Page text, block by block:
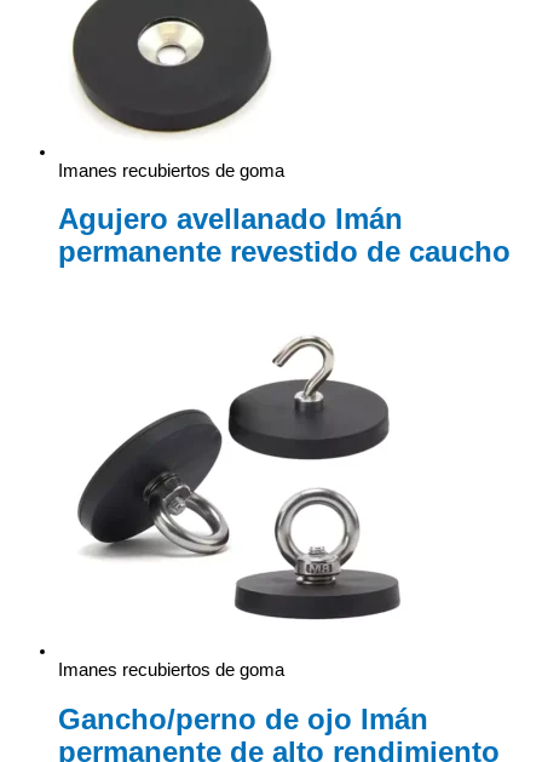
Imanes recubiertos de goma
Agujero avellanado Imán
permanente revestido de caucho
Imanes recubiertos de goma
Gancho/perno de ojo Imán
permanente de alto rendimiento